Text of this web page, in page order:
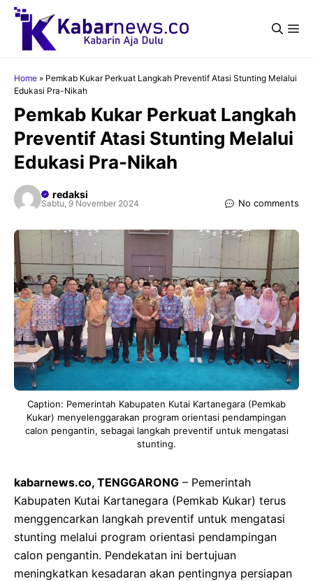
Langsung
Home » Pemkab Kukar Perkuat Langkah Preventif Atasi Stunting Melalui
Edukasi Pra-Nikah
Pemkab Kukar Perkuat Langkah
Preventif Atasi Stunting Melalui
Edukasi Pra-Nikah
redaksi
Sabtu, 9 November 2024 No comments
Caption: Pemerintah Kabupaten Kutai Kartanegara (Pemkab
Kukar) menyelenggarakan program orientasi pendampingan
calon pengantin, sebagai langkah preventif untuk mengatasi
stunting.
kabarnews.co, TENGGARONG – Pemerintah
Kabupaten Kutai Kartanegara (Pemkab Kukar) terus
menggencarkan langkah preventif untuk mengatasi
stunting melalui program orientasi pendampingan
calon pengantin. Pendekatan ini bertujuan
meningkatkan kesadaran akan pentingnya persiapan